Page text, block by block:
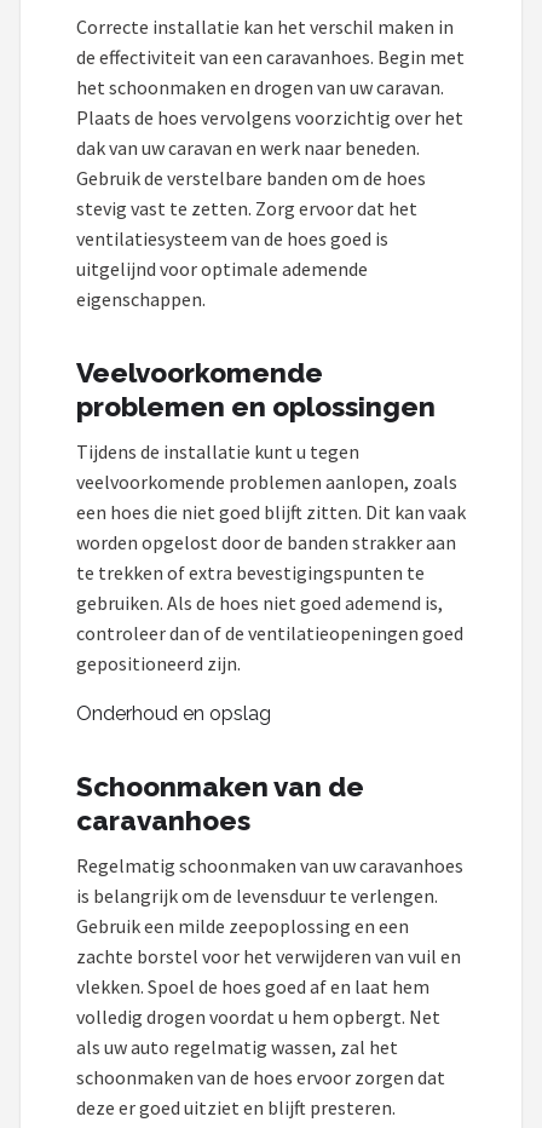
Correcte installatie kan het verschil maken in
de effectiviteit van een caravanhoes. Begin met
het schoonmaken en drogen van uw caravan.
Plaats de hoes vervolgens voorzichtig over het
dak van uw caravan en werk naar beneden.
Gebruik de verstelbare banden om de hoes
stevig vast te zetten. Zorg ervoor dat het
ventilatiesysteem van de hoes goed is
uitgelijnd voor optimale ademende
eigenschappen.
Veelvoorkomende
problemen en oplossingen
Tijdens de installatie kunt u tegen
veelvoorkomende problemen aanlopen, zoals
een hoes die niet goed blijft zitten. Dit kan vaak
worden opgelost door de banden strakker aan
te trekken of extra bevestigingspunten te
gebruiken. Als de hoes niet goed ademend is,
controleer dan of de ventilatieopeningen goed
gepositioneerd zijn.
Onderhoud en opslag
Schoonmaken van de
caravanhoes
Regelmatig schoonmaken van uw caravanhoes
is belangrijk om de levensduur te verlengen.
Gebruik een milde zeepoplossing en een
zachte borstel voor het verwijderen van vuil en
vlekken. Spoel de hoes goed af en laat hem
volledig drogen voordat u hem opbergt. Net
als uw auto regelmatig wassen, zal het
schoonmaken van de hoes ervoor zorgen dat
deze er goed uitziet en blijft presteren.